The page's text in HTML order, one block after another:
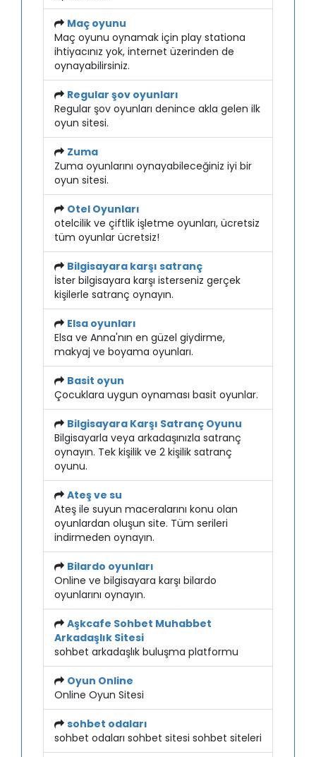
Maç oyunu
Maç oyunu oynamak için play stationa
ihtiyacınız yok, internet üzerinden de
oynayabilirsiniz.
Regular şov oyunları
Regular şov oyunları denince akla gelen ilk
oyun sitesi.
Zuma
Zuma oyunlarını oynayabileceğiniz iyi bir
oyun sitesi.
Otel Oyunları
otelcilik ve çiftlik işletme oyunları, ücretsiz
tüm oyunlar ücretsiz!
Bilgisayara karşı satranç
İster bilgisayara karşı isterseniz gerçek
kişilerle satranç oynayın.
Elsa oyunları
Elsa ve Anna'nın en güzel giydirme,
makyaj ve boyama oyunları.
Basit oyun
Çocuklara uygun oynaması basit oyunlar.
Bilgisayara Karşı Satranç Oyunu
Bilgisayarla veya arkadaşınızla satranç
oynayın. Tek kişilik ve 2 kişilik satranç
oyunu.
Ateş ve su
Ateş ile suyun maceralarını konu olan
oyunlardan oluşun site. Tüm serileri
indirmeden oynayın.
Bilardo oyunları
Online ve bilgisayara karşı bilardo
oyunlarını oynayın.
Aşkcafe Sohbet Muhabbet
Arkadaşlık Sitesi
sohbet arkadaşlık buluşma platformu
Oyun Online
Online Oyun Sitesi
sohbet odaları
sohbet odaları sohbet sitesi sohbet siteleri